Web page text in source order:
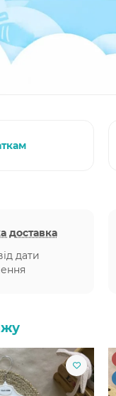
доставка
дати